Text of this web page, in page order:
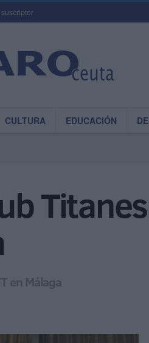
CULTURA EDUCACIÓN
en Málaga